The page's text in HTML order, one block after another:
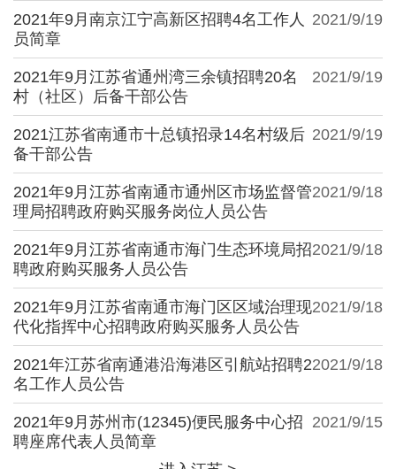
2021/9/19
2021年9月南京江宁高新区招聘4名工作人
员简章
2021/9/19
2021年9月江苏省通州湾三余镇招聘20名
村（社区）后备干部公告
2021/9/19
2021江苏省南通市十总镇招录14名村级后
备干部公告
2021/9/18
2021年9月江苏省南通市通州区市场监督管
理局招聘政府购买服务岗位人员公告
2021/9/18
2021年9月江苏省南通市海门生态环境局招
聘政府购买服务人员公告
2021/9/18
2021年9月江苏省南通市海门区区域治理现
代化指挥中心招聘政府购买服务人员公告
2021/9/18
2021年江苏省南通港沿海港区引航站招聘2
名工作人员公告
2021/9/15
2021年9月苏州市(12345)便民服务中心招
聘座席代表人员简章